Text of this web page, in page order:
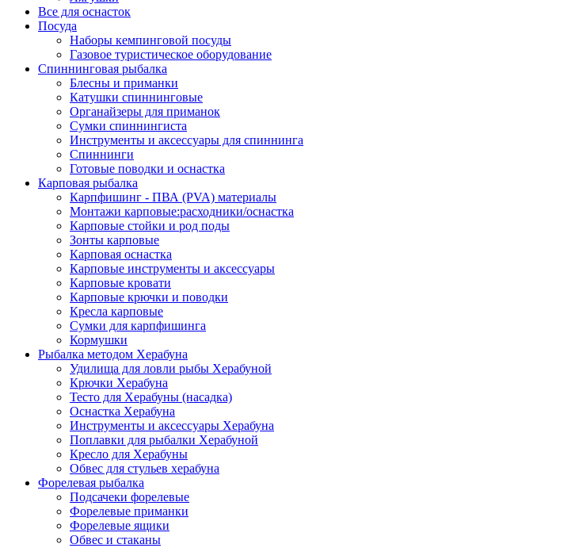
Все для оснасток
Посуда
Наборы кемпинговой посуды
Газовое туристическое оборудование
Спиннинговая рыбалка
Блесны и приманки
Катушки спиннинговые
Органайзеры для приманок
Сумки спиннингиста
Инструменты и аксессуары для спиннинга
Спиннинги
Готовые поводки и оснастка
Карповая рыбалка
Карпфишинг - ПВА (PVA) материалы
Монтажи карповые:расходники/оснастка
Карповые стойки и род поды
Зонты карповые
Карповая оснастка
Карповые инструменты и аксессуары
Карповые кровати
Карповые крючки и поводки
Кресла карповые
Сумки для карпфишинга
Кормушки
Рыбалка методом Херабуна
Удилища для ловли рыбы Херабуной
Крючки Херабуна
Тесто для Херабуны (насадка)
Оснастка Херабуна
Инструменты и аксессуары Херабуна
Поплавки для рыбалки Херабуной
Кресло для Херабуны
Обвес для стульев херабуна
Форелевая рыбалка
Подсачеки форелевые
Форелевые приманки
Форелевые ящики
Обвес и стаканы